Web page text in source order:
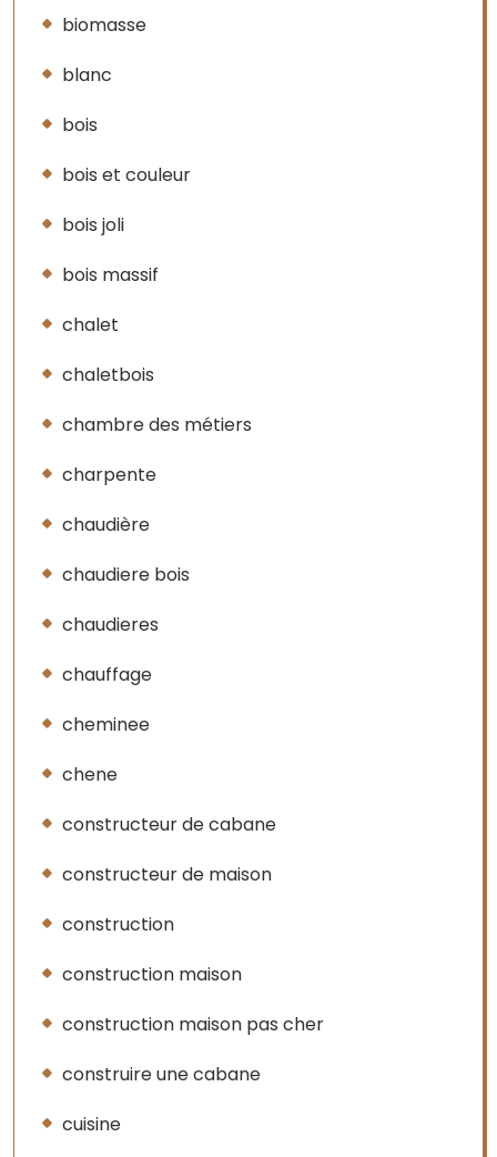
biomasse
blanc
bois
bois et couleur
bois joli
bois massif
chalet
chaletbois
chambre des métiers
charpente
chaudière
chaudiere bois
chaudieres
chauffage
cheminee
chene
constructeur de cabane
constructeur de maison
construction
construction maison
construction maison pas cher
construire une cabane
cuisine